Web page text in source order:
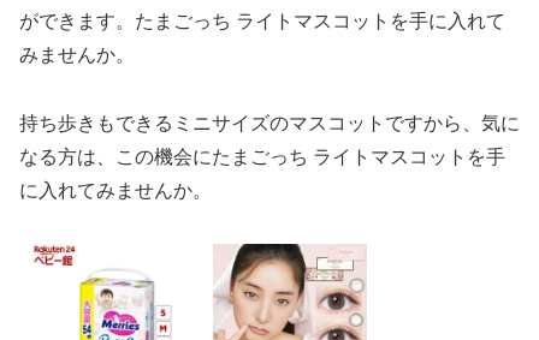
ができます。たまごっち ライトマスコットを手に入れて
みませんか。
持ち歩きもできるミニサイズのマスコットですから、気に
なる方は、この機会にたまごっち ライトマスコットを手
に入れてみませんか。